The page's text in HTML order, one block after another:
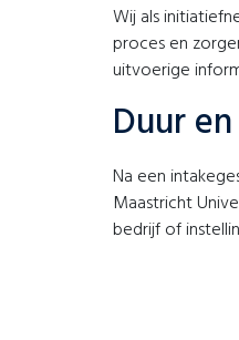
Wij als
proces en
uitvoerige
Duur
Na een
Maastricht
bedrijf of